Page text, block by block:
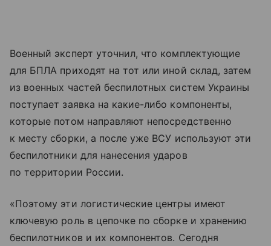
Военный эксперт уточнил, что комплектующие
для БПЛА приходят на тот или иной склад, затем
из военных частей беспилотных систем Украины
поступает заявка на какие-либо компоненты,
которые потом направляют непосредственно
к месту сборки, а после уже ВСУ используют эти
беспилотники для нанесения ударов
по территории России.
«Поэтому эти логистические центры имеют
ключевую роль в цепочке по сборке и хранению
беспилотников и их компонентов. Сегодня